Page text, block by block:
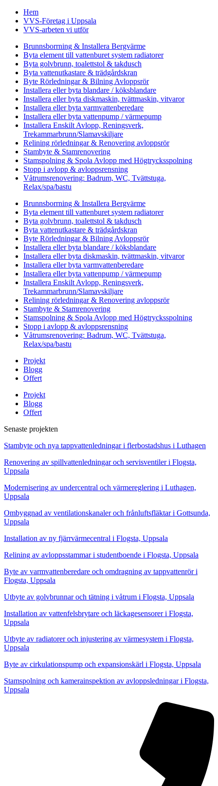
Hem
VVS-Företag i Uppsala
VVS-arbeten vi utför
Brunnsborrning & Installera Bergvärme
Byta element till vattenburet system radiatorer
Byta golvbrunn, toalettstol & takdusch
Byta vattenutkastare & trädgårdskran
Byte Rörledningar & Bilning Avloppsrör
Installera eller byta blandare / köksblandare
Installera eller byta diskmaskin, tvättmaskin, vitvaror
Installera eller byta varmvattenberedare
Installera eller byta vattenpump / värmepump
Installera Enskilt Avlopp, Reningsverk,
Trekammarbrunn/Slamavskiljare
Relining rörledningar & Renovering avloppsrör
Stambyte & Stamrenovering
Stamspolning & Spola Avlopp med Högtrycksspolning
Stopp i avlopp & avloppsrensning
Våtrumsrenovering: Badrum, WC, Tvättstuga,
Relax/spa/bastu
Brunnsborrning & Installera Bergvärme
Byta element till vattenburet system radiatorer
Byta golvbrunn, toalettstol & takdusch
Byta vattenutkastare & trädgårdskran
Byte Rörledningar & Bilning Avloppsrör
Installera eller byta blandare / köksblandare
Installera eller byta diskmaskin, tvättmaskin, vitvaror
Installera eller byta varmvattenberedare
Installera eller byta vattenpump / värmepump
Installera Enskilt Avlopp, Reningsverk,
Trekammarbrunn/Slamavskiljare
Relining rörledningar & Renovering avloppsrör
Stambyte & Stamrenovering
Stamspolning & Spola Avlopp med Högtrycksspolning
Stopp i avlopp & avloppsrensning
Våtrumsrenovering: Badrum, WC, Tvättstuga,
Relax/spa/bastu
Projekt
Blogg
Offert
Projekt
Blogg
Offert
Senaste projekten
Stambyte och nya tappvattenledningar i flerbostadshus i Luthagen
Renovering av spillvattenledningar och servisventiler i Flogsta,
Uppsala
Modernisering av undercentral och värmereglering i Luthagen,
Uppsala
Ombyggnad av ventilationskanaler och frånluftsfläktar i Gottsunda,
Uppsala
Installation av ny fjärrvärmecentral i Flogsta, Uppsala
Relining av avloppsstammar i studentboende i Flogsta, Uppsala
Byte av varmvattenberedare och omdragning av tappvattenrör i
Flogsta, Uppsala
Utbyte av golvbrunnar och tätning i våtrum i Flogsta, Uppsala
Installation av vattenfelsbrytare och läckagesensorer i Flogsta,
Uppsala
Utbyte av radiatorer och injustering av värmesystem i Flogsta,
Uppsala
Byte av cirkulationspump och expansionskärl i Flogsta, Uppsala
Stamspolning och kamerainspektion av avloppsledningar i Flogsta,
Uppsala